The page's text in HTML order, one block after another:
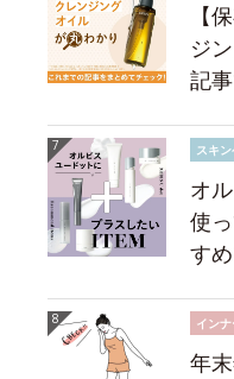
【
ジ
記
スキ
オ
使
す
イン
年